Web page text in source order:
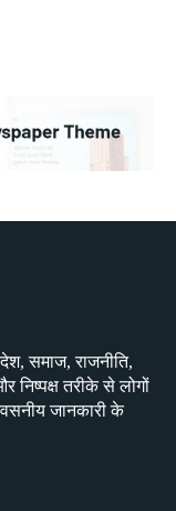
समाज, राजनीति,
तरीके से लोगों
जानकारी के